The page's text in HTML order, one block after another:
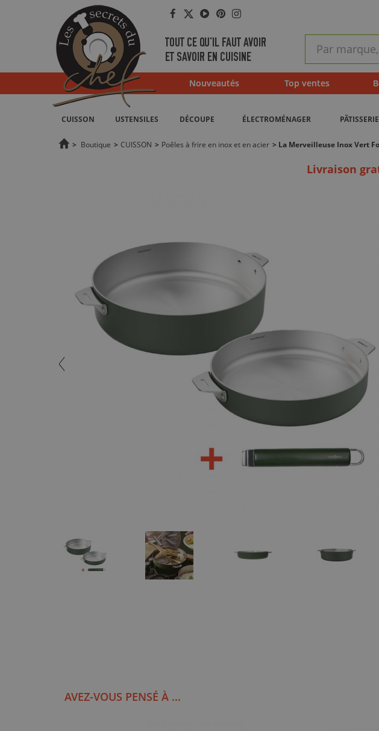
Facebook
Twitter
YouTube
Pinterest
Instagram
TOUT CE QU'IL FAUT AVOIR
ET SAVOIR EN CUISINE
rapide
Nouveautés Top ventes
CUISSON USTENSILES DÉCOUPE ÉLECTROMÉNAGER PÂTISSERIE
> Boutique > CUISSON > Poêles à frire en inox et en acier > La Merveilleuse Inox Vert
Livraison
AVEZ-VOUS PENSÉ À ...